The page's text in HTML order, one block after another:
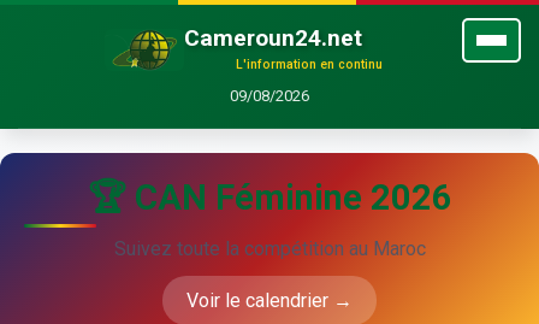
Cameroun24.net
L'information en continu
09/08/2026
🏆 CAN Féminine 2026
Suivez toute la compétition au Maroc
Voir le calendrier →